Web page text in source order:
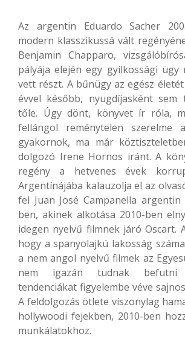
Az argentin Eduardo Sacher
modern klasszikussá vált
Benjamin Chapparo,
pályája elején egy gyilkossági ügy
vett részt. A bűnügy az egész
évvel később, nyugdíjasként sem
tőle. Úgy dönt, könyvet ír róla,
fellángol reménytelen szerelme
gyakornok, ma már
dolgozó Irene Hornos iránt. A
regény a hetvenes évek
Argentínájába kalauzolja el az
fel Juan José Campanella argentin
ben, akinek alkotása 2010-ben
idegen nyelvű filmnek járó Oscart.
hogy a spanyolajkú lakosság
a nem angol nyelvű filmek az
nem igazán tudnak
tendenciákat figyelembe véve
A feldolgozás ötlete viszonylag
hollywoodi fejekben, 2010-ben
munkálatokhoz.